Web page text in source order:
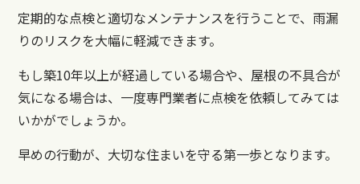
定期的な点検と適切なメンテナンスを行うことで、雨漏
りのリスクを大幅に軽減できます。
もし築10年以上が経過している場合や、屋根の不具合が
気になる場合は、一度専門業者に点検を依頼してみては
いかがでしょうか。
早めの行動が、大切な住まいを守る第一歩となります。